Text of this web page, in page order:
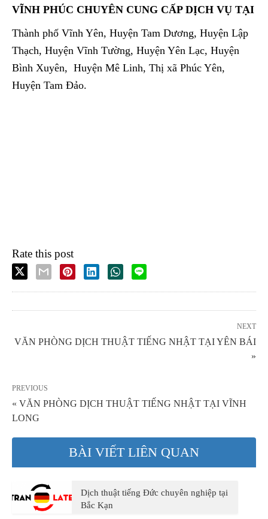
VĨNH PHÚC CHUYÊN CUNG CẤP DỊCH VỤ TẠI
Thành phố Vĩnh Yên, Huyện Tam Dương, Huyện Lập
Thạch, Huyện Vĩnh Tường, Huyện Yên Lạc, Huyện
Bình Xuyên, Huyện Mê Linh, Thị xã Phúc Yên,
Huyện Tam Đảo.
Rate this post
NEXT
VĂN PHÒNG DỊCH THUẬT TIẾNG NHẬT TẠI YÊN BÁI
»
PREVIOUS
« VĂN PHÒNG DỊCH THUẬT TIẾNG NHẬT TẠI VĨNH
LONG
BÀI VIẾT LIÊN QUAN
Dịch thuật tiếng Đức chuyên nghiệp tại
Bắc Kạn